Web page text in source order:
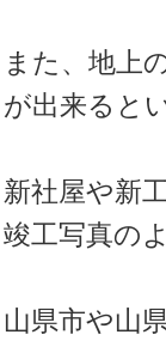
また、地上
が出来ると
新社屋や新
竣工写真の
山県市や山